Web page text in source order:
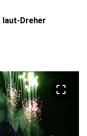
laut-Dreher
crop_free